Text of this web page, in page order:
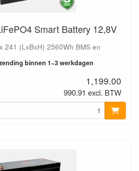
Smart Battery 12,8V
241 (LxBxH) 2560Wh BMS en
binnen 1~3 werkdagen
1,199.00
990.91 excl. BTW